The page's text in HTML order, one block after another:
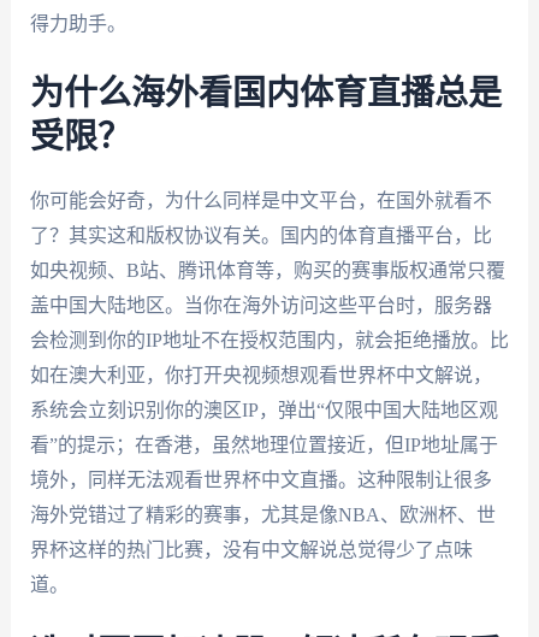
得力助手。
为什么海外看国内体育直播总是
受限？
你可能会好奇，为什么同样是中文平台，在国外就看不
了？其实这和版权协议有关。国内的体育直播平台，比
如央视频、B站、腾讯体育等，购买的赛事版权通常只覆
盖中国大陆地区。当你在海外访问这些平台时，服务器
会检测到你的IP地址不在授权范围内，就会拒绝播放。比
如在澳大利亚，你打开央视频想观看世界杯中文解说，
系统会立刻识别你的澳区IP，弹出“仅限中国大陆地区观
看”的提示；在香港，虽然地理位置接近，但IP地址属于
境外，同样无法观看世界杯中文直播。这种限制让很多
海外党错过了精彩的赛事，尤其是像NBA、欧洲杯、世
界杯这样的热门比赛，没有中文解说总觉得少了点味
道。